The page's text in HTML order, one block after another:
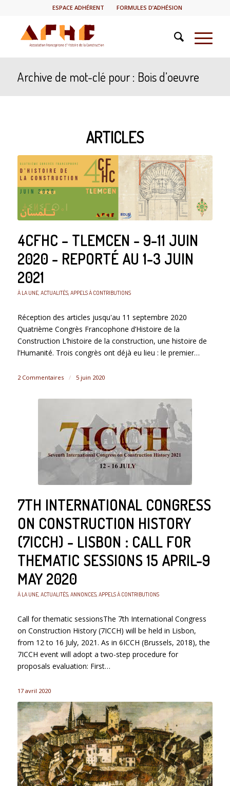
ESPACE ADHÉRENT FORMULES D’ADHÉSION
Archive de mot-clé pour : Bois d’oeuvre
ARTICLES
4CFHC – TLEMCEN - 9-11 JUIN
2020 - REPORTÉ AU 1-3 JUIN
2021
À LA UNE, ACTUALITÉS, APPELS À CONTRIBUTIONS
Réception des articles jusqu'au 11 septembre 2020
Quatrième Congrès Francophone d’Histoire de la
Construction L’histoire de la construction, une histoire de
l’Humanité. Trois congrès ont déjà eu lieu : le premier…
2 Commentaires / 5 juin 2020
7TH INTERNATIONAL CONGRESS
ON CONSTRUCTION HISTORY
(7ICCH) - LISBON : CALL FOR
THEMATIC SESSIONS 15 APRIL-9
MAY 2020
À LA UNE, ACTUALITÉS, ANNONCES, APPELS À CONTRIBUTIONS
Call for thematic sessionsThe 7th International Congress
on Construction History (7ICCH) will be held in Lisbon,
from 12 to 16 July, 2021. As in 6ICCH (Brussels, 2018), the
7ICCH event will adopt a two-step procedure for
proposals evaluation: First…
17 avril 2020